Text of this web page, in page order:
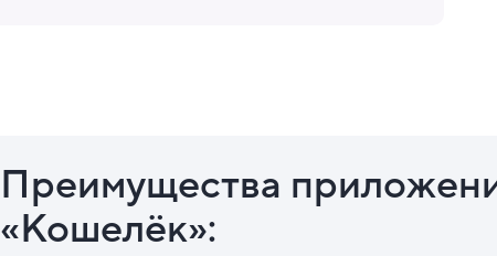
Преимущества
«Кошелёк»: